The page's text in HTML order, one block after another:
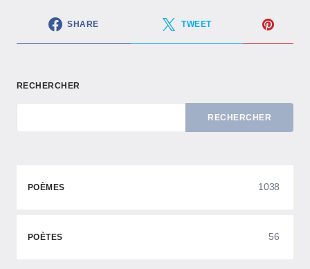
SHARE TWEET
RECHERCHER
RECHERCHER
POÈMES 1038
POÈTES 56